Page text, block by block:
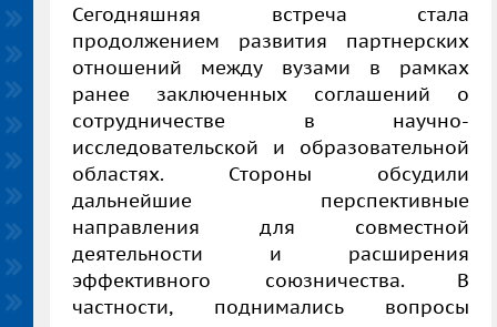
Сегодняшняя встреча стала
продолжением развития партнерских
отношений между вузами в рамках
ранее заключенных соглашений о
сотрудничестве в научно-
исследовательской и образовательной
областях. Стороны обсудили
дальнейшие перспективные
направления для совместной
деятельности и расширения
эффективного союзничества. В
частности, поднимались вопросы